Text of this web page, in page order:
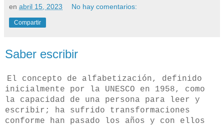
en abril 15, 2023 No hay comentarios:
Compartir
Saber escribir
El concepto de alfabetización, definido
inicialmente por la UNESCO en 1958, como
la capacidad de una persona para leer y
escribir; ha sufrido transformaciones
conforme han pasado los años y con ellos